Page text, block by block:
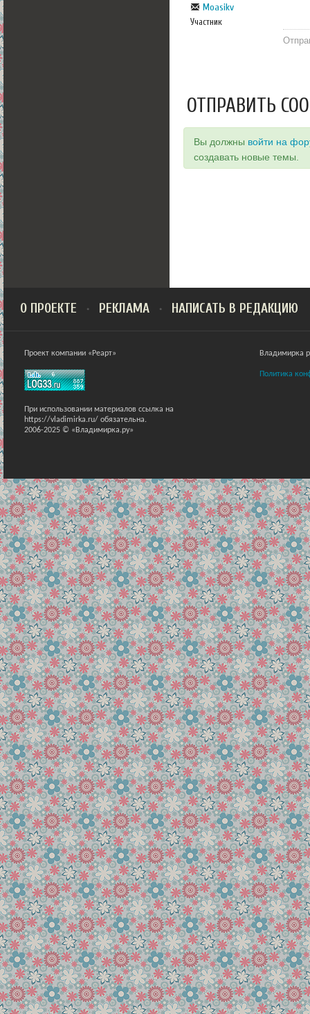
Moasikv
Участник
ОТПРАВИТЬ
Вы должны войти на
создавать новые темы.
О ПРОЕКТЕ РЕКЛАМА НАПИСАТЬ В РЕДАКЦИЮ
Проект компании «Реарт»
При использовании материалов ссылка на
https://vladimirka.ru/ обязательна.
2006-2025 © «Владимирка.ру»
Владимирка
Политика